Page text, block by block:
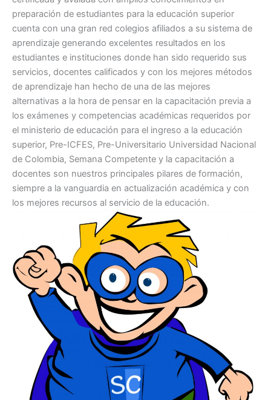
preparación de estudiantes para la educación superior
cuenta con una gran red colegios afiliados a su sistema de
aprendizaje generando excelentes resultados en los
estudiantes e instituciones donde han sido requerido sus
servicios, docentes calificados y con los mejores métodos
de aprendizaje han hecho de una de las mejores
alternativas a la hora de pensar en la capacitación previa a
los exámenes y competencias académicas requeridos por
el ministerio de educación para el ingreso a la educación
superior, Pre-ICFES, Pre-Universitario Universidad Nacional
de Colombia, Semana Competente y la capacitación a
docentes son nuestros principales pilares de formación,
siempre a la vanguardia en actualización académica y con
los mejores recursos al servicio de la educación.